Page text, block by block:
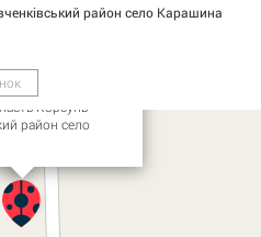
район село Карашина
будинок
Корсунь-
район село